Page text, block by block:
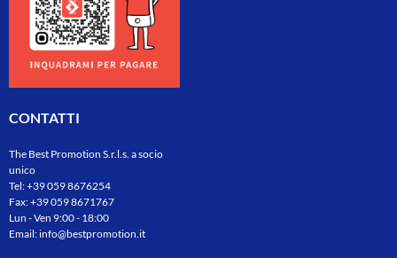
CONTATTI
The Best Promotion S.r.l.s. a socio
unico
Tel:+39 059 8676254
Fax: +39 059 8671767
Lun - Ven 9:00 - 18:00
Email:info@bestpromotion.it